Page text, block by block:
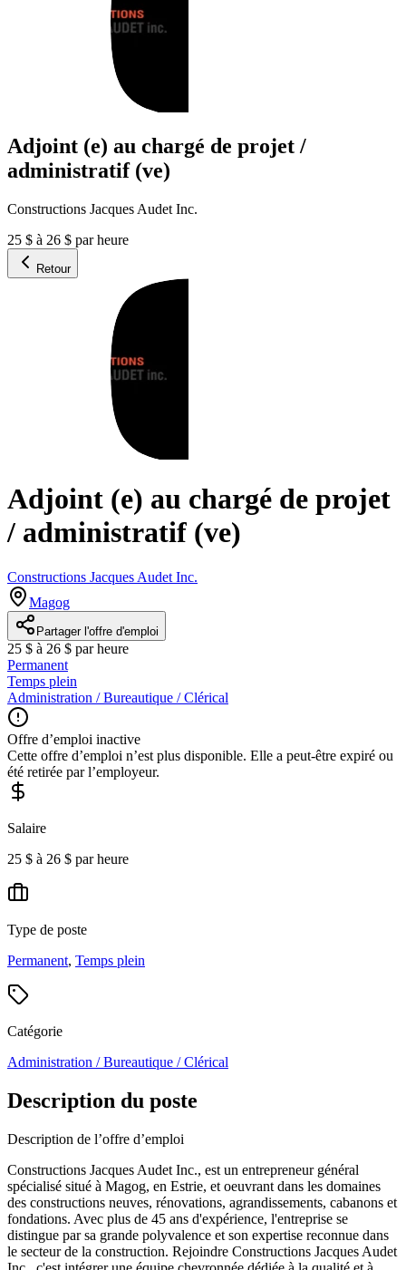
Adjoint (e) au chargé de projet /
administratif (ve)
Constructions Jacques Audet Inc.
25 $ à 26 $ par heure
Retour
Adjoint (e) au chargé de projet
/ administratif (ve)
Constructions Jacques Audet Inc.
Magog
Partager l'offre d'emploi
25 $ à 26 $ par heure
Permanent
Temps plein
Administration / Bureautique / Clérical
Offre d’emploi inactive
Cette offre d’emploi n’est plus disponible. Elle a peut-être expiré ou
été retirée par l’employeur.
Salaire
25 $ à 26 $ par heure
Type de poste
Permanent, Temps plein
Catégorie
Administration / Bureautique / Clérical
Description du poste
Description de l’offre d’emploi
Constructions Jacques Audet Inc., est un entrepreneur général
spécialisé situé à Magog, en Estrie, et oeuvrant dans les domaines
des constructions neuves, rénovations, agrandissements, cabanons et
fondations. Avec plus de 45 ans d'expérience, l'entreprise se
distingue par sa grande polyvalence et son expertise reconnue dans
le secteur de la construction. Rejoindre Constructions Jacques Audet